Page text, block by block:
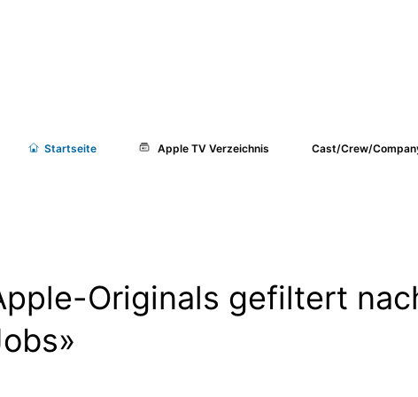
Startseite Apple TV Verzeichnis Cast/Crew/
Originals gefiltert